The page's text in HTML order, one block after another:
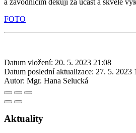
FOTO
Datum vložení: 20. 5. 2023 21:08
Datum poslední aktualizace: 27. 5. 2023
Autor: Mgr. Hana Selucká
Aktuality